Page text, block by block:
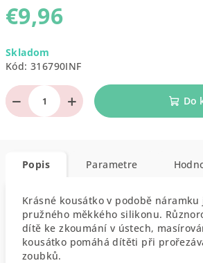
€9,96
cena:
Skladom
Kód: 316790INF
+
− Do
Popis Parametre
Krásné kousátko v podobě náramku
pružného měkkého silikonu.
dítě ke zkoumání v ústech,
kousátko pomáhá dítěti při
zoubků.